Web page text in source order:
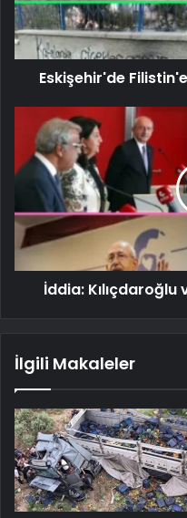
Eskişehir'de
İddia:
İlgili Makaleler